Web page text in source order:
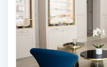
Faceliftmassage
Fet hårbotten